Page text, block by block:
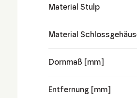
Material Stulp
Material
Dornmaß [mm]
Entfernung [mm]